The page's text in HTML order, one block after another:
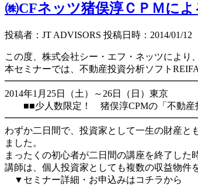
㈱CFネッツ猪俣淳ＣＰＭに
投稿者：JT ADVISORS 投稿日時：2014/01/12
この度、株式会社シー・エフ・ネッツにより
本セミナーでは、不動産投資分析ソフト
2014年1月25日（土）～26日（日）東京
■■少人数限定！ 猪俣淳CPMの「不動産
わずか二日間で、投資家として一生の財産と
ました。
まったくの初心者が二日間の講座を終了した
講師は、個人投資家としても複数の収益物件
▼セミナー詳細・お申込みはコチラから